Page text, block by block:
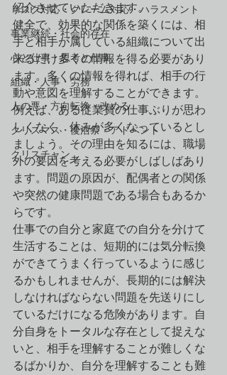
リスク対応・クレーム対応・ハラスメント
事業継続・社会的存在
心と仕事・思考と仕事
組織・人事・労務
人の悪・方向転換・改める
クリスマス・復活祭・アドベント
クリスチャン
紹介させていただきます。
健全で、効果的な関係を築くには、相
手と相手が属している組織について出
来るだけ多くの情報を得る必要があり
ます。多くの情報を得れば、相手の行
動や意図を理解することができます。
例えば、ある従業員の仕事ぶりが思わ
しくなく、休みが多くなっているとし
ましょう。その理由を知るには、職場
外の要因を考える必要がしばしばあり
ます。問題の原因が、配偶者との関係
や突然の健康問題である場合もあるか
らです。
仕事での自分と家庭での自分を分けて
生活することは、短期的には気分転換
ができてうまく行っているように感じ
るかもしれませんが、長期的には解決
しなければならない問題を先送りにし
ているだけになる危険があります。自
分自身をトータルな存在として捉えな
いと、相手を理解することが難しくな
るばかりか、自分を理解することも難